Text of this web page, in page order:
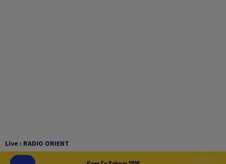
Live : RADIO ORIENT